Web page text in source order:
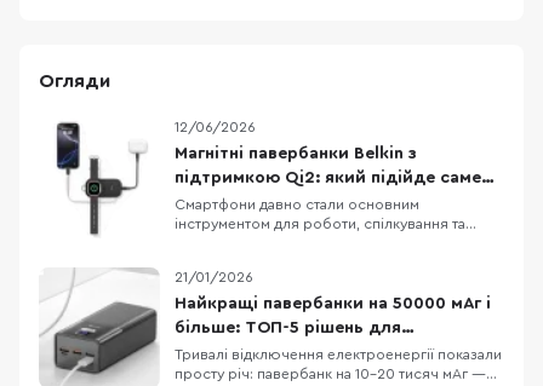
Огляди
12/06/2026
Магнітні павербанки Belkin з
підтримкою Qi2: який підійде саме
вам
Смартфони давно стали основним
інструментом для роботи, спілкування та
користувачів. Саме тому дедалі більшої
популярності набувають магнітні павербанки,
які дозволяють заряджати пристрої без
зайвих кабелів. Новий стандарт Qi2,
21/01/2026
Найкращі павербанки на 50000 мАг і
більше: ТОП-5 рішень для
відключень і поїздок
Тривалі відключення електроенергії показали
просту річ: павербанк на 10–20 тисяч мАг —